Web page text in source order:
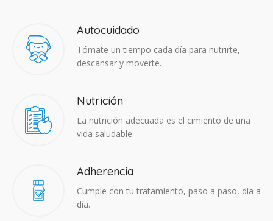
Autocuidado
Tómate un tiempo cada día para nutrirte,
descansar y moverte.
Nutrición
La nutrición adecuada es el cimiento de una
vida saludable.
Adherencia​
Cumple con tu tratamiento, paso a paso, día a
día.